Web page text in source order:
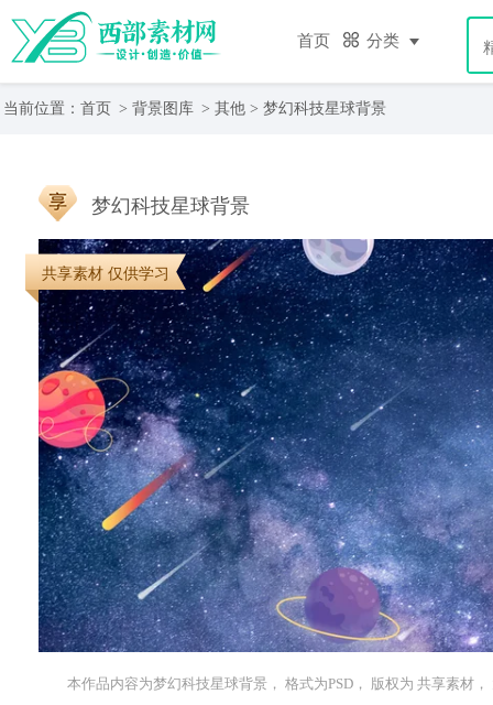
首页 分类
当前位置： 首页 > 背景图库 > 其他 > 梦幻科技星球背景
共享素材 仅供学习
梦幻科技星球背景
本作品内容为梦幻科技星球背景， 格式为PSD， 版权为 共享素材